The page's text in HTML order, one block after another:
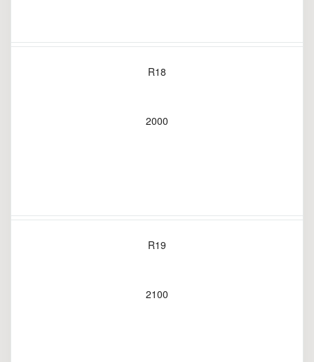
R18
2000
R19
2100